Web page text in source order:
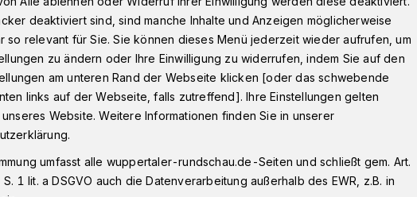
am Haspel: Ab 23. Oktober
kulturell prägende Ära in Wuppertal -
bedrohten Studiengangs
deaktiviert sind, sind manche Inhalte und Anzeigen möglicherweise
so relevant für Sie. Sie können dieses Menü jederzeit wieder aufrufen, um
zu ändern oder Ihre Einwilligung zu widerrufen, indem Sie auf den
am unteren Rand der Webseite klicken [oder das schwebende
links auf der Webseite, falls zutreffend]. Ihre Einstellungen gelten
Website. Weitere Informationen finden Sie in unserer
umfasst alle wuppertaler-rundschau.de-Seiten und schließt gem. Art.
1 lit. a DSGVO auch die Datenverarbeitung außerhalb des EWR, z.B. in